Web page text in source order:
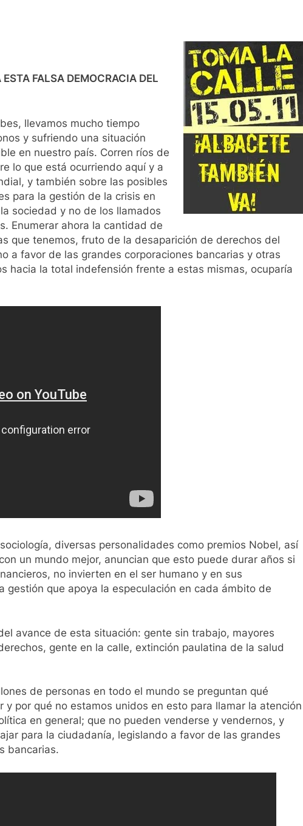
FALSA DEMOCRACIA DEL
llevamos mucho tiempo
y sufriendo una situación
en nuestro país. Corren ríos de
lo que está ocurriendo aquí y a
y también sobre las posibles
para la gestión de la crisis en
sociedad y no de los llamados
Enumerar ahora la cantidad de
que tenemos, fruto de la desaparición de derechos del
a favor de las grandes corporaciones bancarias y otras
hacia la total indefensión frente a estas mismas, ocuparía
diversas personalidades como premios Nobel, así
un mundo mejor, anuncian que esto puede durar años si
no invierten en el ser humano y en sus
gestión que apoya la especulación en cada ámbito de
avance de esta situación: gente sin trabajo, mayores
gente en la calle, extinción paulatina de la salud
de personas en todo el mundo se preguntan qué
y por qué no estamos unidos en esto para llamar la atención
en general; que no pueden venderse y vendernos, y
para la ciudadanía, legislando a favor de las grandes
bancarias.